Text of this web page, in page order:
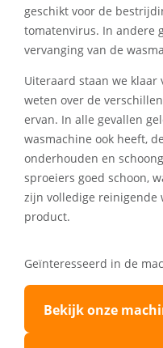
geschikt voor de
tomatenvirus. In andere
vervanging van de
Uiteraard staan we
weten over de
ervan. In alle gevallen
wasmachine ook heeft,
onderhouden en
sproeiers goed schoon,
zijn volledige reinigende
product.
Geïnteresseerd in de
Bekijk onze